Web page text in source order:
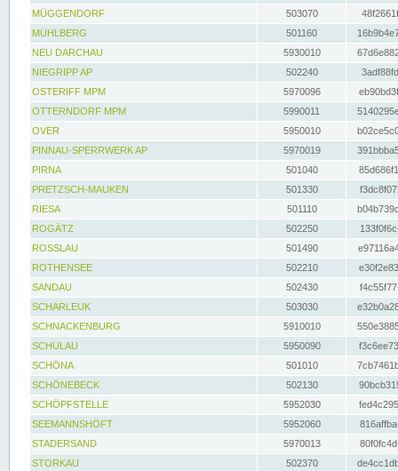
MÜGGENDORF
503070
MÜHLBERG
501160
NEU DARCHAU
5930010
NIEGRIPP AP
502240
OSTERIFF MPM
5970096
OTTERNDORF MPM
5990011
OVER
5950010
PINNAU-SPERRWERK AP
5970019
PIRNA
501040
PRETZSCH-MAUKEN
501330
RIESA
501110
ROGÄTZ
502250
ROSSLAU
501490
ROTHENSEE
502210
SANDAU
502430
SCHARLEUK
503030
SCHNACKENBURG
5910010
SCHULAU
5950090
SCHÖNA
501010
SCHÖNEBECK
502130
SCHÖPFSTELLE
5952030
SEEMANNSHÖFT
5952060
STADERSAND
5970013
STORKAU
502370